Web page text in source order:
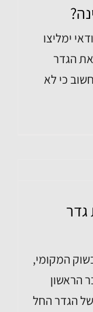
ימליצו
הגדר
כי לא
גדר
המקומי,
הראשון
הגדר החל